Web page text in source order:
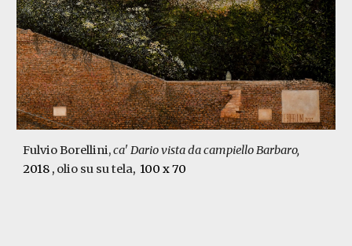
Fulvio Borellini,ca' Dario vista da campiello Barbaro,
2018 , olio su su tela, 100 x 70